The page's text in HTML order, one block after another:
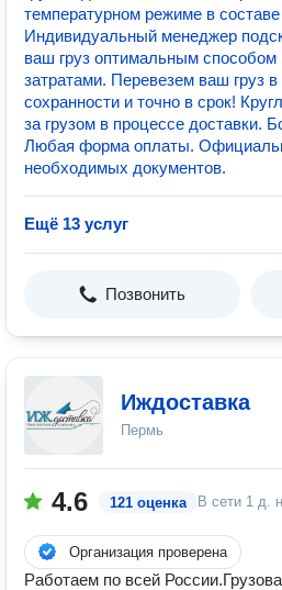
температурном режиме в
Индивидуальный менеджер
ваш груз оптимальным
затратами. Перевезем ваш груз в
сохранности и точно в срок!
за грузом в процессе доставки.
Любая форма оплаты.
необходимых документов.
Ещё 13 услуг
Позвонить
Иждоставка
Пермь
4.6 121 оценка В сети 1 д.
Организация проверена
Работаем по всей